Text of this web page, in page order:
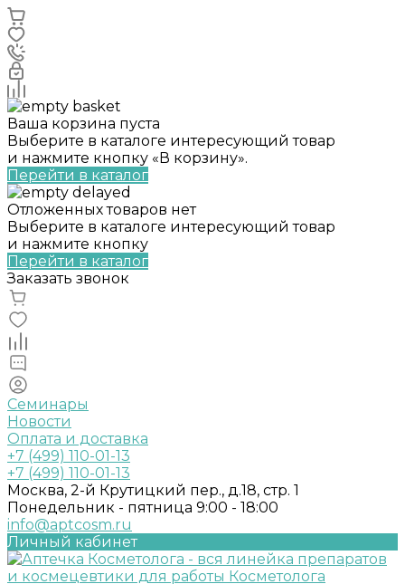
Ваша корзина пуста
Выберите в каталоге интересующий товар
и нажмите кнопку «В корзину».
Перейти в каталог
Отложенных товаров нет
Выберите в каталоге интересующий товар
и нажмите кнопку
Перейти в каталог
Заказать звонок
Семинары
Новости
Оплата и доставка
+7 (499) 110-01-13
+7 (499) 110-01-13
Москва, 2-й Крутицкий пер., д.18, стр. 1
Понедельник - пятница 9:00 - 18:00
info@aptcosm.ru
Личный кабинет